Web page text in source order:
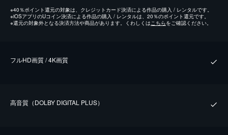
※40％ポイント還元の対象は、クレジットカード決済による作品の購入 / レンタルです。
※iOSアプリのUコイン決済による作品の購入 / レンタルは、20％のポイント還元です。
※還元の対象外となる決済方法や商品があります。くわしくはこちらをご確認ください。
フルHD画質 / 4K画質
⾼⾳質（DOLBY DIGITAL PLUS）